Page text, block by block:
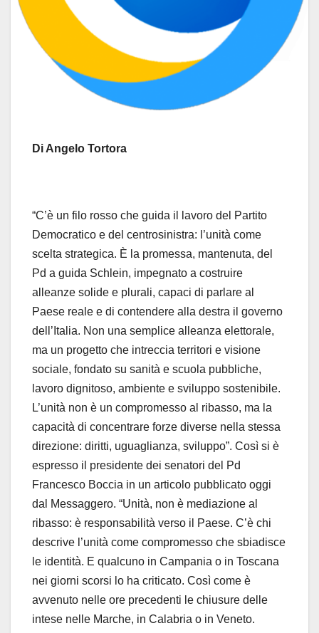
Di Angelo Tortora
“C’è un filo rosso che guida il lavoro del Partito
Democratico e del centrosinistra: l’unità come
scelta strategica. È la promessa, mantenuta, del
Pd a guida Schlein, impegnato a costruire
alleanze solide e plurali, capaci di parlare al
Paese reale e di contendere alla destra il governo
dell’Italia. Non una semplice alleanza elettorale,
ma un progetto che intreccia territori e visione
sociale, fondato su sanità e scuola pubbliche,
lavoro dignitoso, ambiente e sviluppo sostenibile.
L’unità non è un compromesso al ribasso, ma la
capacità di concentrare forze diverse nella stessa
direzione: diritti, uguaglianza, sviluppo”. Così si è
espresso il presidente dei senatori del Pd
Francesco Boccia in un articolo pubblicato oggi
dal Messaggero. “Unità, non è mediazione al
ribasso: è responsabilità verso il Paese. C’è chi
descrive l’unità come compromesso che sbiadisce
le identità. E qualcuno in Campania o in Toscana
nei giorni scorsi lo ha criticato. Così come è
avvenuto nelle ore precedenti le chiusure delle
intese nelle Marche, in Calabria o in Veneto.